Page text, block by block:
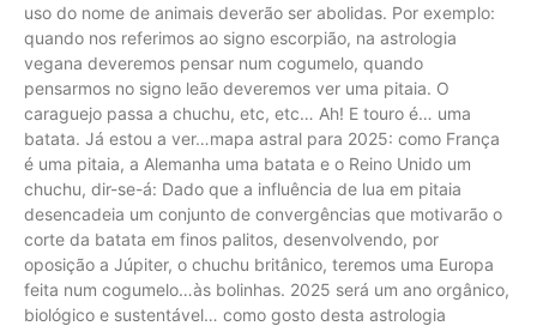
uso do nome de animais deverão ser abolidas. Por exemplo:
quando nos referimos ao signo escorpião, na astrologia
vegana deveremos pensar num cogumelo, quando
pensarmos no signo leão deveremos ver uma pitaia. O
caraguejo passa a chuchu, etc, etc… Ah! E touro é… uma
batata. Já estou a ver…mapa astral para 2025: como França
é uma pitaia, a Alemanha uma batata e o Reino Unido um
chuchu, dir-se-á: Dado que a influência de lua em pitaia
desencadeia um conjunto de convergências que motivarão o
corte da batata em finos palitos, desenvolvendo, por
oposição a Júpiter, o chuchu britânico, teremos uma Europa
feita num cogumelo…às bolinhas. 2025 será um ano orgânico,
biológico e sustentável… como gosto desta astrologia